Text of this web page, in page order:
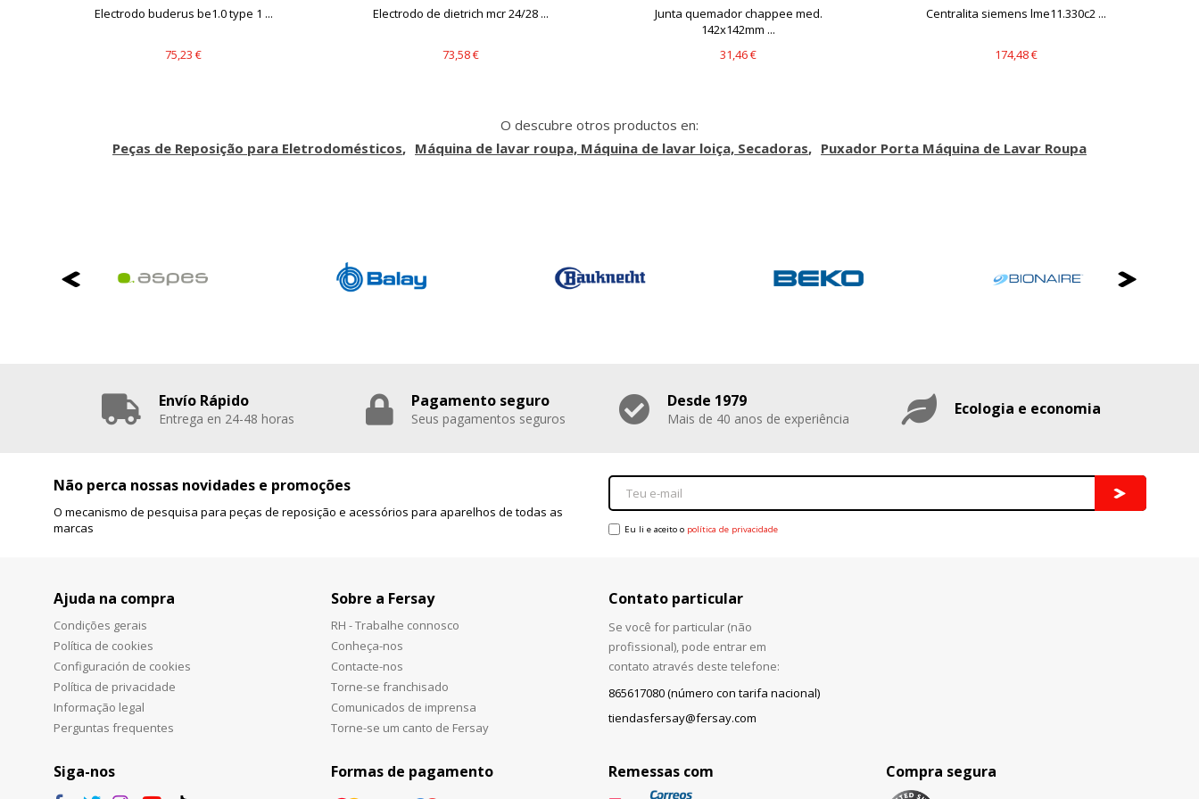
Electrodo buderus be1.0 type 1 ...
75,23 €
Electrodo de dietrich mcr 24/28 ...
73,58 €
Junta quemador chappee med.
142x142mm ...
31,46 €
Centralita siemens lme11.330c2 ...
174,48 €
O descubre otros productos en:
Peças de Reposição para Eletrodomésticos
Máquina de lavar roupa, Máquina de lavar loiça, Secadoras Puxador Porta Máquina de Lavar Roupa
Envío Rápido
Entrega en 24-48 horas
Pagamento seguro
Seus pagamentos seguros
Desde 1979
Mais de 40 anos de experiência Ecologia e economia
Não perca nossas novidades e promoções
O mecanismo de pesquisa para peças de reposição e acessórios para aparelhos de todas as
marcas
Eu li e aceito o política de privacidade
Ajuda na compra
Condições gerais
Política de cookies
Configuración de cookies
Política de privacidade
Informação legal
Perguntas frequentes
Sobre a Fersay
RH - Trabalhe connosco
Conheça-nos
Contacte-nos
Torne-se franchisado
Comunicados de imprensa
Torne-se um canto de Fersay
Contato particular
Se você for particular (não
profissional), pode entrar em
contato através deste telefone:
865617080 (número con tarifa nacional)
tiendasfersay@fersay.com
Siga-nos Formas de pagamento Remessas com Compra segura